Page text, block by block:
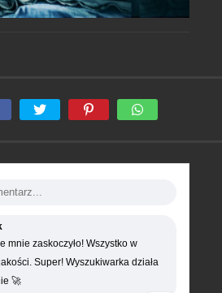
mnie zaskoczyło! Wszystko w
Super! Wyszukiwarka działa
🚀